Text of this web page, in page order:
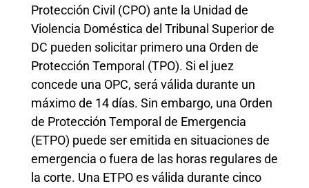
Protección Civil (CPO) ante la Unidad de
Violencia Doméstica del Tribunal Superior de
DC pueden solicitar primero una Orden de
Protección Temporal (TPO). Si el juez
concede una OPC, será válida durante un
máximo de 14 días. Sin embargo, una Orden
de Protección Temporal de Emergencia
(ETPO) puede ser emitida en situaciones de
emergencia o fuera de las horas regulares de
la corte. Una ETPO es válida durante cinco